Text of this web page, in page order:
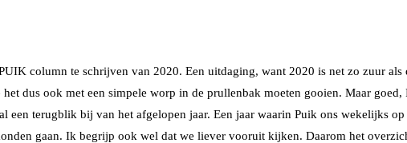
column te schrijven van 2020. Een uitdaging, want 2020 is net zo zuur als
dus ook met een simpele worp in de prullenbak moeten gooien. Maar goed,
een terugblik bij van het afgelopen jaar. Een jaar waarin Puik ons wekelijks op
gaan. Ik begrijp ook wel dat we liever vooruit kijken. Daarom het